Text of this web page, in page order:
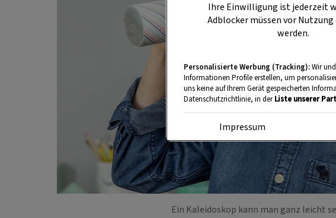
Ein Kaleidoskop kann man ganz leicht
Ihre Einwilligung ist jederzeit
Adblocker müssen vor
werden.
Personalisierte Werbung (Tracking):Wir
Informationen Profile erstellen, um
uns keine auf Ihrem Gerät gespeicherten
Datenschutzrichtlinie, in derListe unserer
Impressum